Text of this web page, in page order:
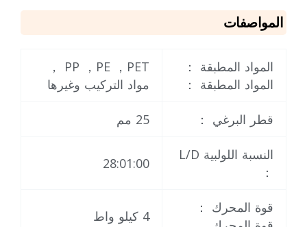
المواصفات
المواد المطبقة ：
المواد المطبقة ：
PP ，PE ，PET ，
مواد التركيب وغيرها
قطر البرغي ： 25 مم
النسبة اللولبية L/D
：
28:01:00
قوة المحرك ：
4 كيلو واط